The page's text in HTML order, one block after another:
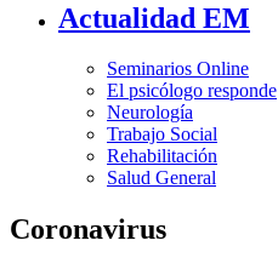
Actualidad EM
Seminarios Online
El psicólogo responde
Neurología
Trabajo Social
Rehabilitación
Salud General
Coronavirus